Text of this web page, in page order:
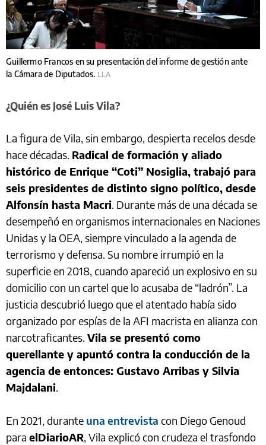
Guillermo Francos en su presentación del informe de gestión ante
la Cámara de Diputados. LLA
¿Quién es José Luis Vila?
La figura de Vila, sin embargo, despierta recelos desde
hace décadas. Radical de formación y aliado
histórico de Enrique “Coti” Nosiglia, trabajó para
seis presidentes de distinto signo político, desde
Alfonsín hasta Macri. Durante más de una década se
desempeñó en organismos internacionales en Naciones
Unidas y la OEA, siempre vinculado a la agenda de
terrorismo y defensa. Su nombre irrumpió en la
superficie en 2018, cuando apareció un explosivo en su
domicilio con un cartel que lo acusaba de “ladrón”. La
justicia descubrió luego que el atentado había sido
organizado por espías de la AFI macrista en alianza con
narcotraficantes. Vila se presentó como
querellante y apuntó contra la conducción de la
agencia de entonces: Gustavo Arribas y Silvia
Majdalani.
En 2021, durante una entrevista con Diego Genoud
para elDiarioAR, Vila explicó con crudeza el trasfondo